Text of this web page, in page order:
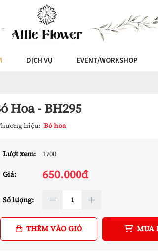
DỊCH VỤ EVENT/WORKSHOP
Hoa - BH295
hiệu: Bó hoa
Lượt xem: 1700
Giá: 650.000đ
Số lượng:
THÊM VÀO GIỎ MUA